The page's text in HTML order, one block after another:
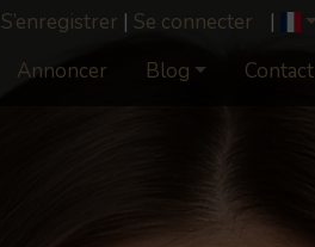
S’enregistrer | Se connecter
|
Annoncer Blog Contact